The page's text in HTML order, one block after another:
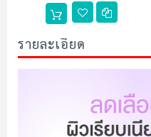
รายละเอียด